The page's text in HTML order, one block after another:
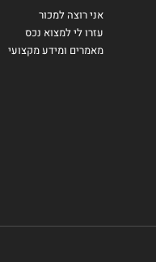
אני רוצה למכור
עזרו לי למצוא נכס
מאמרים ומידע מקצועי